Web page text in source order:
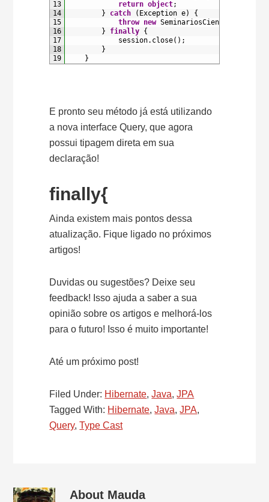
13
14
15
16
17
18
19
return object;
}
catch ( Exception e)
{
throw new
}
finally {
session. close( ) ;
}
}
E pronto seu método já está utilizando
a nova interface Query, que agora
possui tipagem direta em sua
declaração!
finally{
Ainda existem mais pontos dessa
atualização. Fique ligado no próximos
artigos!
Duvidas ou sugestões? Deixe seu
feedback! Isso ajuda a saber a sua
opinião sobre os artigos e melhorá-los
para o futuro! Isso é muito importante!
Até um próximo post!
Filed Under: Hibernate,Java,JPA
Tagged With: Hibernate,Java,JPA,
Query,Type Cast
About Mauda